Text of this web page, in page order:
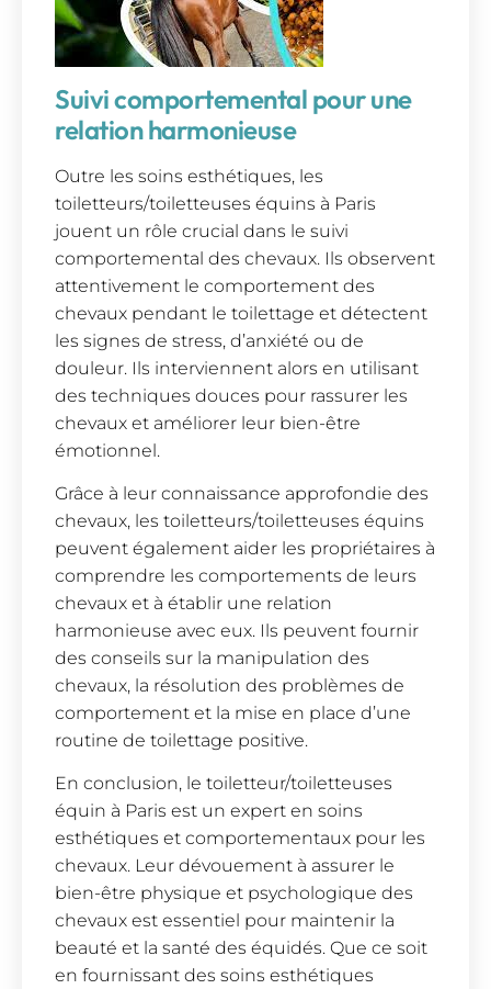
Suivi comportemental pour une
relation harmonieuse
Outre les soins esthétiques, les
toiletteurs/toiletteuses équins à Paris
jouent un rôle crucial dans le suivi
comportemental des chevaux. Ils observent
attentivement le comportement des
chevaux pendant le toilettage et détectent
les signes de stress, d’anxiété ou de
douleur. Ils interviennent alors en utilisant
des techniques douces pour rassurer les
chevaux et améliorer leur bien-être
émotionnel.
Grâce à leur connaissance approfondie des
chevaux, les toiletteurs/toiletteuses équins
peuvent également aider les propriétaires à
comprendre les comportements de leurs
chevaux et à établir une relation
harmonieuse avec eux. Ils peuvent fournir
des conseils sur la manipulation des
chevaux, la résolution des problèmes de
comportement et la mise en place d’une
routine de toilettage positive.
En conclusion, le toiletteur/toiletteuses
équin à Paris est un expert en soins
esthétiques et comportementaux pour les
chevaux. Leur dévouement à assurer le
bien-être physique et psychologique des
chevaux est essentiel pour maintenir la
beauté et la santé des équidés. Que ce soit
en fournissant des soins esthétiques